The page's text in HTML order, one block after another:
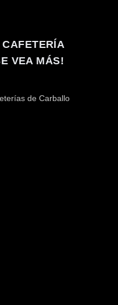
CAFETERÍA
VEA MÁS!
de Carballo